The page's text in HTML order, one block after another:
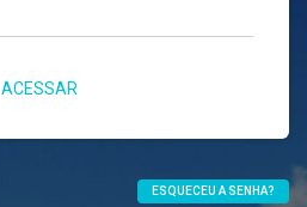
ACESSAR
ESQUECEU A SENHA?